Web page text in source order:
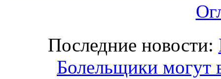
Последние новости:
Болельщики могут